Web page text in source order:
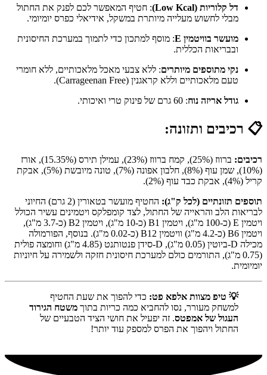
דל קלוריות (Low Kcal)
: חטיף המאפשר לכם לפנק את החתול
מבלי לחשוש מעלייה מיותרת במשקל, אידיאלי כפרס יומיומי.
מועשר בוויטמין E
: מוסף למתכון כדי לתמוך במערכת החיסונית
ובבריאות הכללית.
נקי מתוספים מיותרים: ללא צבעי מאכל מלאכותיים, ללא חומרי
טעם מלאכותיים וללא קראגנין (Carrageenan Free).
גודל אריזה נוח: 60 גרם של פינוק טרי ואיכותי.
📋 רכיבים ותזונה:
רכיבים:
ברווז (25%), קמח ברווז (23%), עמילן תירס (15.35%), אורז
(10%), שמן עוף (8%), חלבון אפונה (7%), טונה מיובשת (5%), אבקת
קריל (4%), אבקת כבד עוף (2%).
תוספים תזונתיים (לכל ק"ג):
החטיף מועשר בטאורין (2 גרם) החיוני
לבריאות הלב והראייה של החתול, לצד קומפלקס ויטמינים עשיר הכולל
ויטמין E (כ-100 מ"ג), ויטמין B1 (כ-10 מ"ג), ויטמין B2 (כ-3.7 מ"ג),
ויטמין B6 (כ-4.2 מ"ג) וויטמין B12 (כ-0.02 מ"ג). בנוסף, הפורמולה
מכילה D-ביוטין (0.05 מ"ג), D-סידן פנטותנט (4.85 מ"ג) וחומצה פולית
(0.75 מ"ג), התורמים כולם למערכת חיסונית חזקה ולשמירה על חיוניות
יומיומית.
💡 טיפ מצוות אלפא פט: כדי להפוך את שעת החטיף
למשחק מעורר, נסו להחביא כמה כריות בתוך משטח הגירוד
העגול של אמפטס. זה יפעיל את חושי הציד הטבעיים של
החתול ויהפוך את הפרס למספק עוד יותר!